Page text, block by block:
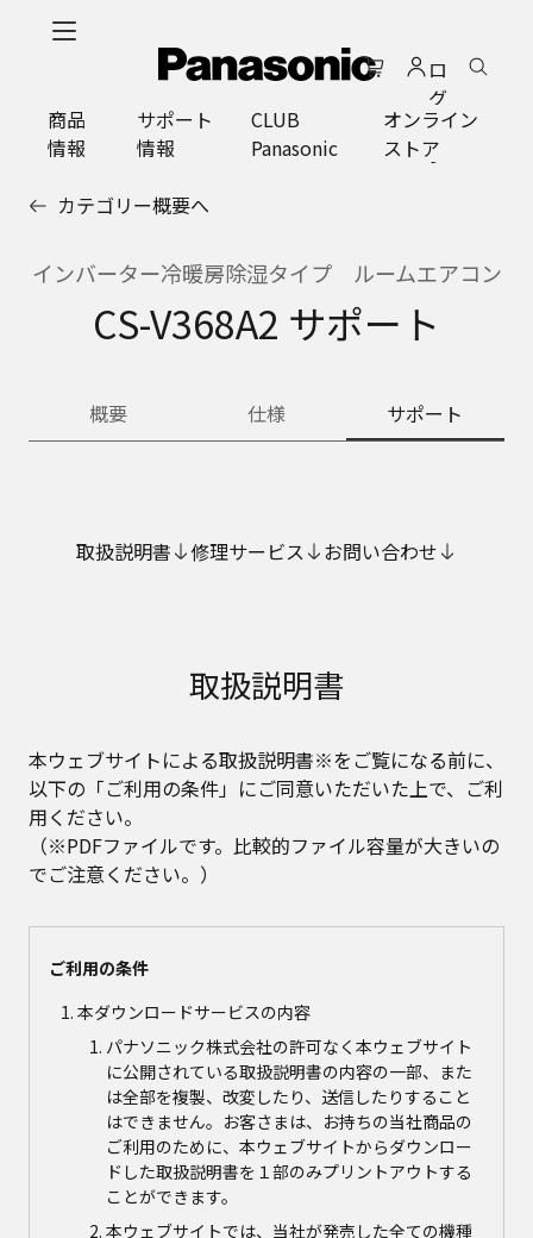
ロ
グ
イ
ン
商品
情報
サポート
情報
CLUB
Panasonic
オンライン
ストア
カテゴリー概要へ
インバーター冷暖房除湿タイプ ルームエアコン
CS-V368A2 サポート
概要 仕様 サポート
取扱説明書 修理サービス お問い合わせ
取扱説明書
本ウェブサイトによる取扱説明書※をご覧になる前に、
以下の「ご利用の条件」にご同意いただいた上で、ご利
用ください。
（※PDFファイルです。比較的ファイル容量が大きいの
でご注意ください。）
ご利用の条件
本ダウンロードサービスの内容
パナソニック株式会社の許可なく本ウェブサイト
に公開されている取扱説明書の内容の一部、また
は全部を複製、改変したり、送信したりすること
はできません。お客さまは、お持ちの当社商品の
ご利用のために、本ウェブサイトからダウンロー
ドした取扱説明書を１部のみプリントアウトする
ことができます。
本ウェブサイトでは、当社が発売した全ての機種